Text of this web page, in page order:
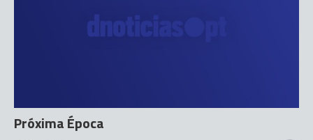
Próxima Época